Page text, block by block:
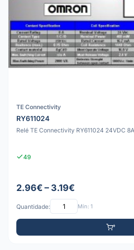
TE Connectivity
RY611024
Relé TE Connectivity RY611024 24VDC
49
2.96€ – 3.19€
Quantidade: Mín: 1